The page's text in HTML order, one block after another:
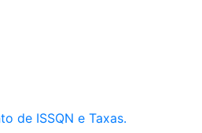
de ISSQN e Taxas.